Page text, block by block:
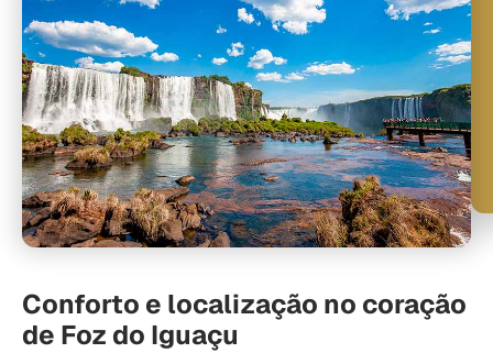
Conforto e localização no coração
de Foz do Iguaçu